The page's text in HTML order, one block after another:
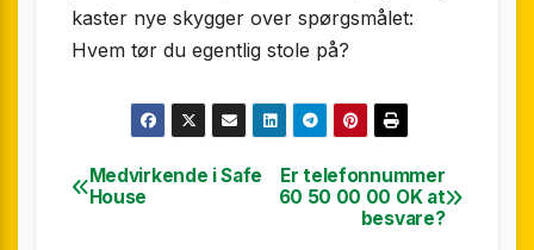
kaster nye skygger over spørgsmålet:
Hvem tør du egentlig stole på?
Indlægsnavigation
Er telefonnummer
60 50 00 00 OK at
besvare?
Medvirkende i Safe
House